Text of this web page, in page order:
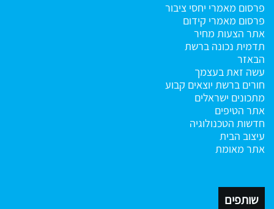
פרסום מאמרי יחסי ציבור
פרסום מאמרי קידום
אתר הצעות מחיר
תדמית נכונה ברשת
הבאזר
עשה זאת בעצמך
חורים ברשת יוצאים קבוע
מתכונים ישראלים
אתר הטיפים
חדשות הטכנולוגיה
עיצוב הבית
אתר מאומת
שותפים